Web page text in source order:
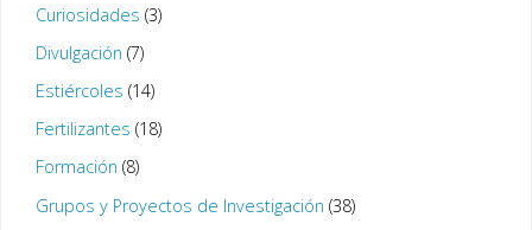
Curiosidades (3)
Divulgación (7)
Estiércoles (14)
Fertilizantes (18)
Formación (8)
Grupos y Proyectos de Investigación (38)